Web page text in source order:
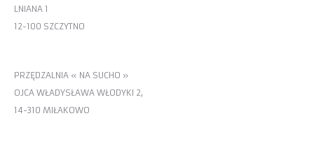
LNIANA 1
12-100 SZCZYTNO
PRZĘDZALNIA « NA SUCHO »
OJCA WŁADYSŁAWA WŁODYKI 2,
14-310 MIŁAKOWO